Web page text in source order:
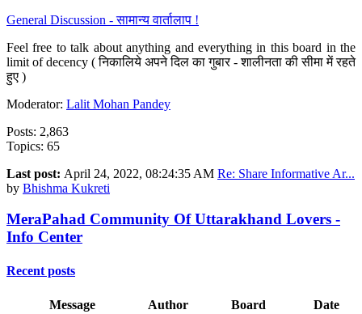
General Discussion - सामान्य वार्तालाप !
Feel free to talk about anything and everything in this board in the
limit of decency ( निकालिये अपने दिल का गुबार - शालीनता की सीमा में रहते
हुए )
Moderator: Lalit Mohan Pandey
Posts: 2,863
Topics: 65
Last post: April 24, 2022, 08:24:35 AM Re: Share Informative Ar...
by Bhishma Kukreti
MeraPahad Community Of Uttarakhand Lovers -
Info Center
Recent posts
Message Author Board Date